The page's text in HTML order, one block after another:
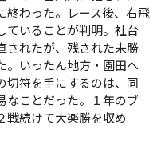
終わった。レース後、右飛
ていることが判明。社台
されたが、残された未勝
。いったん地方・園田へ
切符を手にするのは、同
なことだった。１年のブ
戦続けて大楽勝を収め